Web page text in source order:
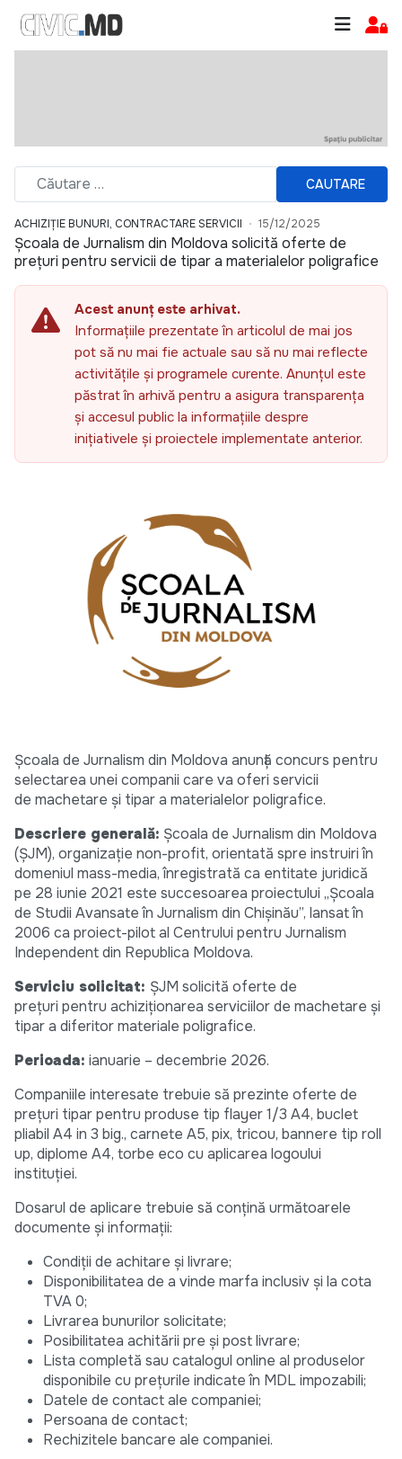
CAUTARE
ACHIZIȚIE BUNURI, CONTRACTARE SERVICII 15/12/2025
Școala de Jurnalism din Moldova solicită oferte de
prețuri pentru servicii de tipar a materialelor poligrafice
Acest anunț este arhivat.
Informațiile prezentate în articolul de mai jos
pot să nu mai fie actuale sau să nu mai reflecte
activitățile și programele curente. Anunțul este
păstrat în arhivă pentru a asigura transparența
și accesul public la informațiile despre
inițiativele și proiectele implementate anterior.
Școala de Jurnalism din Moldova anunță concurs pentru
selectarea unei companii care va oferi servicii
de machetare și tipar a materialelor poligrafice.
Descriere generală: Școala de Jurnalism din Moldova
(ȘJM), organizație non-profit, orientată spre instruiri în
domeniul mass-media, înregistrată ca entitate juridică
pe 28 iunie 2021 este succesoarea proiectului „Școala
de Studii Avansate în Jurnalism din Chișinău”, lansat în
2006 ca proiect-pilot al Centrului pentru Jurnalism
Independent din Republica Moldova.
Serviciu solicitat: ȘJM solicită oferte de
prețuri pentru achiziționarea serviciilor de machetare și
tipar a diferitor materiale poligrafice.
Perioada: ianuarie – decembrie 2026.
Companiile interesate trebuie să prezinte oferte de
prețuri tipar pentru produse tip flayer 1/3 A4, buclet
pliabil A4 in 3 big., carnete A5, pix, tricou, bannere tip roll
up, diplome A4, torbe eco cu aplicarea logoului
instituției.
Dosarul de aplicare trebuie să conţină următoarele
documente și informaţii:
Condiții de achitare și livrare;
Disponibilitatea de a vinde marfa inclusiv și la cota
TVA 0;
Livrarea bunurilor solicitate;
Posibilitatea achitării pre și post livrare;
Lista completă sau catalogul online al produselor
disponibile cu prețurile indicate în MDL impozabili;
Datele de contact ale companiei;
Persoana de contact;
Rechizitele bancare ale companiei.